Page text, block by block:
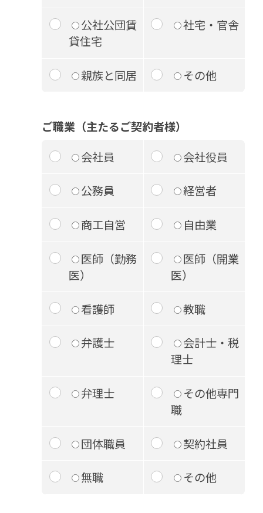
公社公団賃
貸住宅
社宅・官舎
親族と同居 その他
ご職業（主たるご契約者様）
会社員
会社役員
公務員 経営者
商工自営 自由業
医師（勤務
医）
医師（開業
医）
看護師 教職
弁護士
会計士・税
理士
弁理士
その他専門
職
団体職員 契約社員
無職 その他